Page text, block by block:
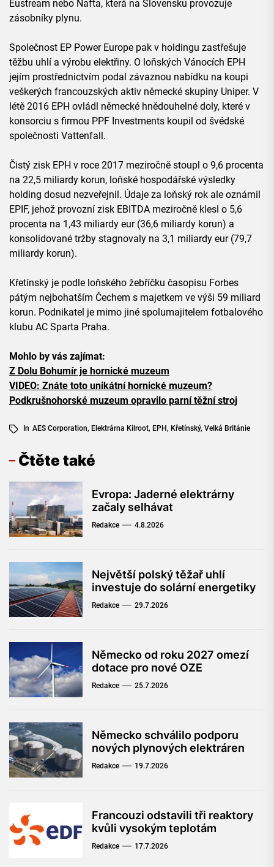
Eustream nebo Nafta, která na Slovensku provozuje
zásobníky plynu.
Společnost EP Power Europe pak v holdingu zastřešuje
těžbu uhlí a výrobu elektřiny. O loňských Vánocích EPH
jejím prostřednictvím podal závaznou nabídku na koupi
veškerých francouzských aktiv německé skupiny Uniper. V
létě 2016 EPH ovládl německé hnědouhelné doly, které v
konsorciu s firmou PPF Investments koupil od švédské
společnosti Vattenfall.
Čistý zisk EPH v roce 2017 meziročně stoupl o 9,6 procenta
na 22,5 miliardy korun, loňské hospodářské výsledky
holding dosud nezveřejnil. Údaje za loňský rok ale oznámil
EPIF, jehož provozní zisk EBITDA meziročně klesl o 5,6
procenta na 1,43 miliardy eur (36,6 miliardy korun) a
konsolidované tržby stagnovaly na 3,1 miliardy eur (79,7
miliardy korun).
Křetínský je podle loňského žebříčku časopisu Forbes
pátým nejbohatším Čechem s majetkem ve výši 59 miliard
korun. Podnikatel je mimo jiné spolumajitelem fotbalového
klubu AC Sparta Praha.
Mohlo by vás zajímat:
Z Dolu Bohumír je hornické muzeum
VIDEO: Znáte toto unikátní hornické muzeum?
Podkrušnohorské muzeum opravilo parní těžní stroj
In AES Corporation, Elektrárna Kilroot, EPH, Křetínský, Velká Británie
Čtěte také
Evropa: Jaderné elektrárny
začaly selhávat
Redakce 4.8.2026
Největší polský těžař uhlí
investuje do solární energetiky
Redakce 29.7.2026
Německo od roku 2027 omezí
dotace pro nové OZE
Redakce 25.7.2026
Německo schválilo podporu
nových plynových elektráren
Redakce 19.7.2026
Francouzi odstavili tři reaktory
kvůli vysokým teplotám
Redakce 17.7.2026